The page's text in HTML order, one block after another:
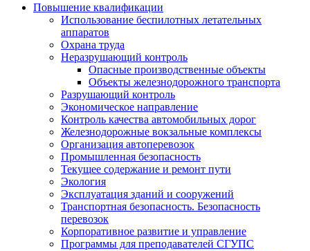
Повышение квалификации
Использование беспилотных летательных
аппаратов
Охрана труда
Неразрушающий контроль
Опасные производственные объекты
Объекты железнодорожного транспорта
Разрушающий контроль
Экономическое направление
Контроль качества автомобильных дорог
Железнодорожные вокзальные комплексы
Организация автоперевозок
Промышленная безопасность
Текущее содержание и ремонт пути
Экология
Эксплуатация зданий и сооружений
Транспортная безопасность. Безопасность
перевозок
Корпоративное развитие и управление
Программы для преподавателей СГУПС